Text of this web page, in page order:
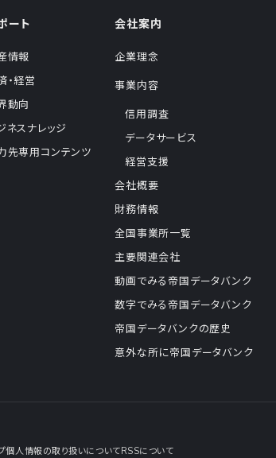
ート
情報
・経営
動向
ネスナレッジ
先専用コンテンツ
会社案内
企業理念
事業内容
信用調査
データサービス
経営支援
会社概要
財務情報
全国事業所一覧
主要関連会社
動画でみる帝国データバンク
数字でみる帝国データバンク
帝国データバンクの歴史
意外な所に帝国データバンク
個人情報の取り扱いについてRSSについて